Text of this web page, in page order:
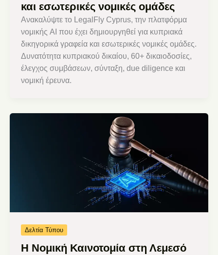
και εσωτερικές νομικές ομάδες
Ανακαλύψτε το LegalFly Cyprus, την πλατφόρμα
νομικής AI που έχει δημιουργηθεί για κυπριακά
δικηγορικά γραφεία και εσωτερικές νομικές ομάδες.
Δυνατότητα κυπριακού δικαίου, 60+ δικαιοδοσίες,
έλεγχος συμβάσεων, σύνταξη, due diligence και
νομική έρευνα.
Δελτία Τύπου
Η Νομική Καινοτομία στη Λεμεσό